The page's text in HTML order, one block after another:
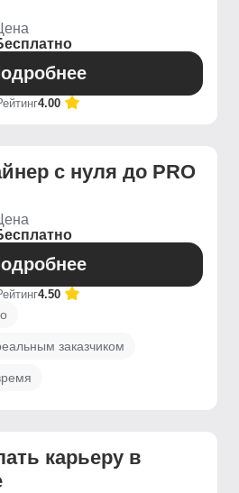
4.00
с нуля до PRO
4.50
заказчиком
карьеру в